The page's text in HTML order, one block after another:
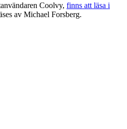
Coolvy, finns att läsa i
av Michael Forsberg.